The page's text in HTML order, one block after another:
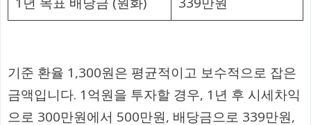
기준 환율 1,300원은 평균적이고 보수적으로 잡은
금액입니다. 1억원을 투자할 경우, 1년 후 시세차익
으로 300만원에서 500만원, 배당금으로 339만원,